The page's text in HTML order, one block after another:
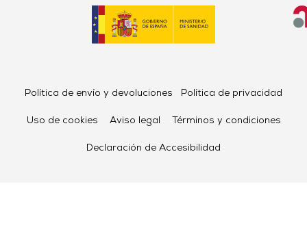
Política de envío y devoluciones Política de privacidad
Uso de cookies Aviso legal Términos y condiciones
Declaración de Accesibilidad